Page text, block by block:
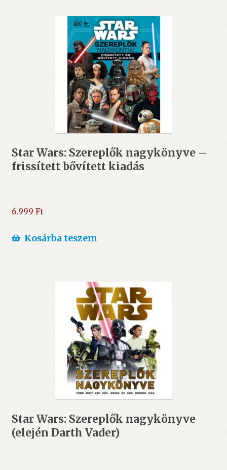
Star Wars: Szereplők nagykönyve –
frissített bővített kiadás
6.999 Ft
Kosárba teszem
Star Wars: Szereplők nagykönyve
(elején Darth Vader)